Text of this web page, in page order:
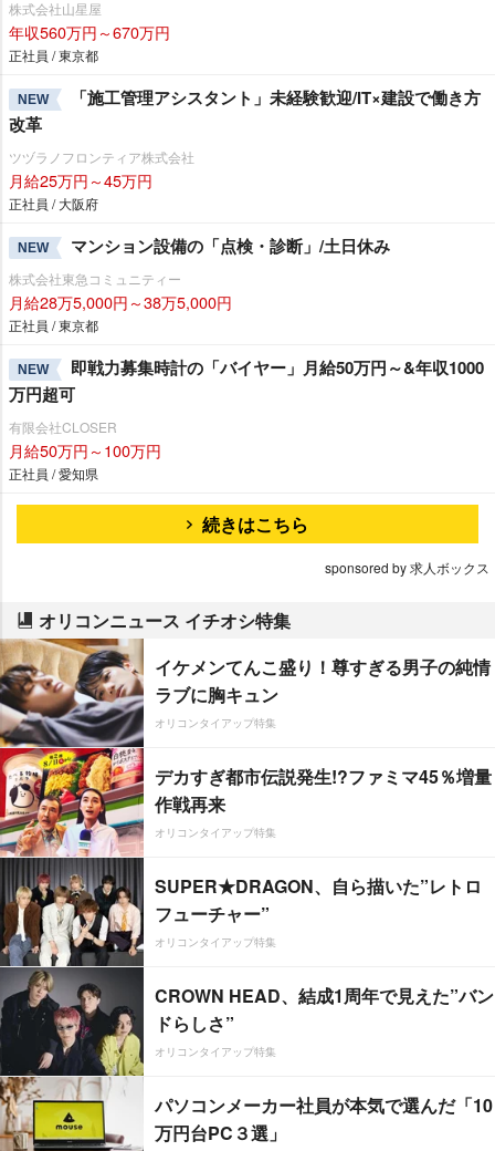
株式会社山星屋
年収560万円～670万円
正社員 / 東京都
NEW
「施工管理アシスタント」未経験歓迎/IT×建設で働き方
改革
ツヅラノフロンティア株式会社
月給25万円～45万円
正社員 / 大阪府
NEW マンション設備の「点検・診断」/土日休み
株式会社東急コミュニティー
月給28万5,000円～38万5,000円
正社員 / 東京都
NEW
即戦力募集時計の「バイヤー」月給50万円～&年収1000
万円超可
有限会社CLOSER
月給50万円～100万円
正社員 / 愛知県
続きはこちら
sponsored by 求人ボックス
オリコンニュース イチオシ特集
イケメンてんこ盛り！尊すぎる男子の純情
ラブに胸キュン
オリコンタイアップ特集
デカすぎ都市伝説発生!?ファミマ45％増量
作戦再来
オリコンタイアップ特集
SUPER★DRAGON、自ら描いた”レトロ
フューチャー”
オリコンタイアップ特集
CROWN HEAD、結成1周年で見えた”バン
ドらしさ”
オリコンタイアップ特集
パソコンメーカー社員が本気で選んだ「10
万円台PC３選」